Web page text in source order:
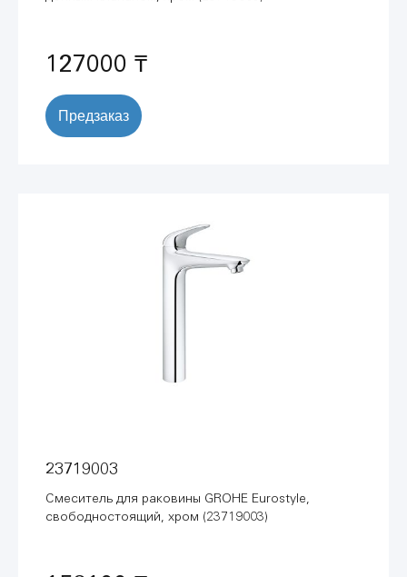
127000 ₸
Предзаказ
23719003
Смеситель для раковины GROHE Eurostyle,
свободностоящий, хром (23719003)